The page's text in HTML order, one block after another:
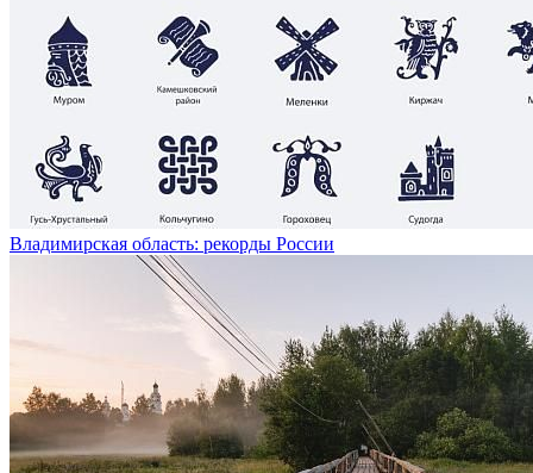
Владимирская область: рекорды России